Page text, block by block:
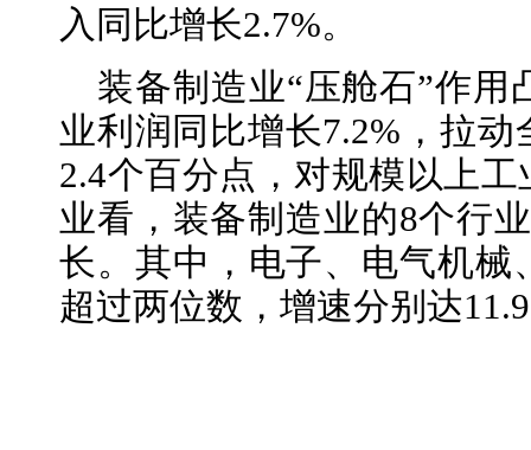
入同比增长2.7%。
装备制造业“压舱石”作用
业利润同比增长7.2%，拉
2.4个百分点，对规模以上
业看，装备制造业的8个行
长。其中，电子、电气机械
超过两位数，增速分别达